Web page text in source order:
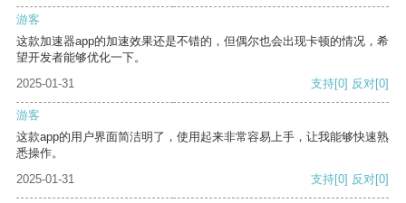
游客
这款加速器app的加速效果还是不错的，但偶尔也会出现卡顿的情况，希
望开发者能够优化一下。
2025-01-31
支持[0] 反对[0]
游客
这款app的用户界面简洁明了，使用起来非常容易上手，让我能够快速熟
悉操作。
2025-01-31
支持[0] 反对[0]